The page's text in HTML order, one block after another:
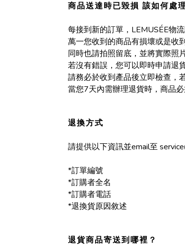
商品送達時已毀損 該如何處
每接到新的訂單，LEMUSÉE物
萬一您收到的商品有損壞或是收
同時也請拍照留底，並將實際照
若沒有錯誤，您可以即時申請退
請務必於收到產品後立即檢查，
當您7天內需辦理退貨時，商品
退換方式
請提供以下資訊並email至
*訂單編號
*訂購者全名
*訂購者電話
*退換貨原因敘述
退貨商品寄送到哪裡？